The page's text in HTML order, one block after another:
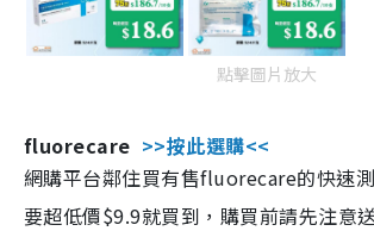
點擊圖片放大
fluorecare >>按此選購<<
網購平台鄰住買有售fluorecare的快速
要超低價$9.9就買到，購買前請先注意